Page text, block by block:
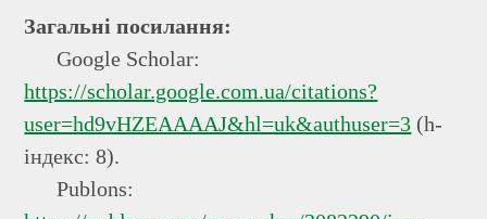
Загальні посилання:
Google Scholar:
https://scholar.google.com.ua/citations?
user=hd9vHZEAAAAJ&hl=uk&authuser=3 (h-
індекс: 8).
Publons: